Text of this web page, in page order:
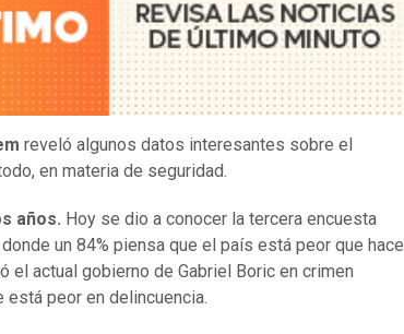
reveló algunos datos interesantes sobre el
en materia de seguridad.
años. Hoy se dio a conocer la tercera encuesta
un 84% piensa que el país está peor que hace
el actual gobierno de Gabriel Boric en crimen
está peor en delincuencia.